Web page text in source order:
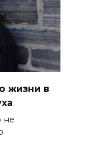
жизни в
не